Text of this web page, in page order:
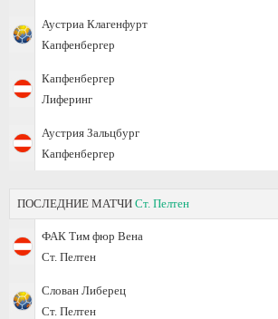
Аустриа Клагенфурт
Капфенбергер
Капфенбергер
Лиферинг
Аустрия Зальцбург
Капфенбергер
ПОСЛЕДНИЕ МАТЧИ Ст. Пелтен
ФАК Тим фюр Вена
Ст. Пелтен
Слован Либерец
Ст. Пелтен